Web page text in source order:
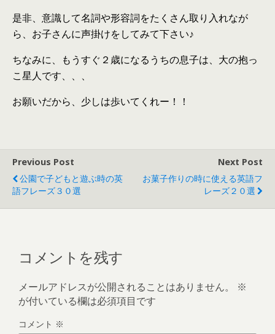
是非、意識して名詞や形容詞をたくさん取り入れなが
ら、お子さんに声掛けをしてみて下さい♪
ちなみに、もうすぐ２歳になるうちの息子は、大の抱っ
こ星人です、、、
お願いだから、少しは歩いてくれー！！
Previous Post
公園で子どもと遊ぶ時の英
語フレーズ３０選
Next Post
お菓子作りの時に使える英語フ
レーズ２０選
コメントを残す
メールアドレスが公開されることはありません。
※
が付いている欄は必須項目です
コメント ※